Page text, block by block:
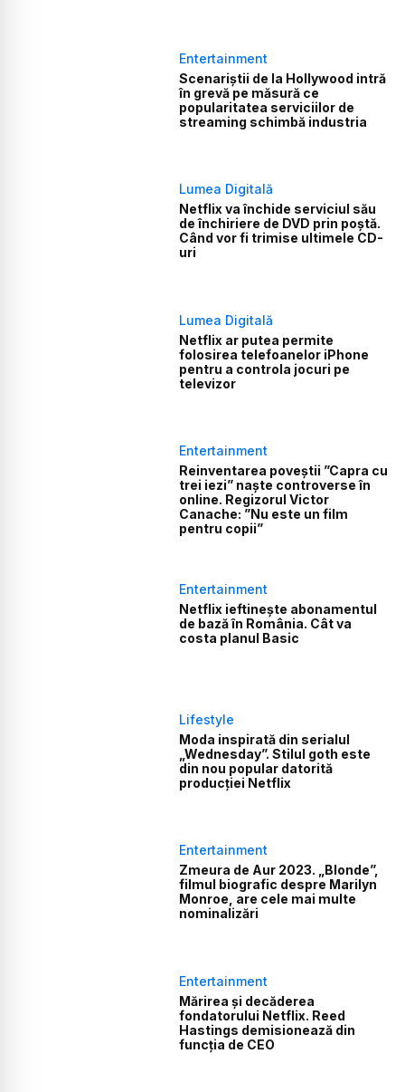
Entertainment
Scenariștii de la Hollywood intră
în grevă pe măsură ce
popularitatea serviciilor de
streaming schimbă industria
Lumea Digitală
Netflix va închide serviciul său
de închiriere de DVD prin poștă.
Când vor fi trimise ultimele CD-
uri
Lumea Digitală
Netflix ar putea permite
folosirea telefoanelor iPhone
pentru a controla jocuri pe
televizor
Entertainment
Reinventarea poveștii ”Capra cu
trei iezi” naște controverse în
online. Regizorul Victor
Canache: ”Nu este un film
pentru copii”
Entertainment
Netflix ieftinește abonamentul
de bază în România. Cât va
costa planul Basic
Lifestyle
Moda inspirată din serialul
„Wednesday”. Stilul goth este
din nou popular datorită
producției Netflix
Entertainment
Zmeura de Aur 2023. „Blonde”,
filmul biografic despre Marilyn
Monroe, are cele mai multe
nominalizări
Entertainment
Mărirea și decăderea
fondatorului Netflix. Reed
Hastings demisionează din
funcția de CEO